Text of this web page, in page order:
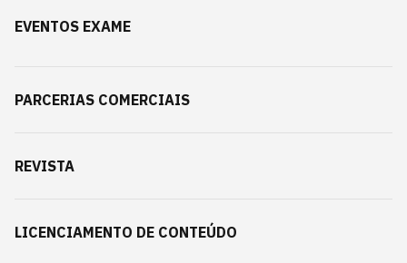
EVENTOS EXAME
PARCERIAS COMERCIAIS
REVISTA
LICENCIAMENTO DE CONTEÚDO